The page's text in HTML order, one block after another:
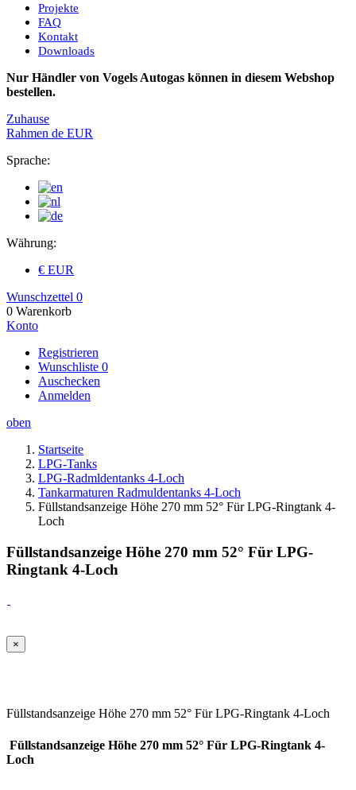
Projekte
FAQ
Kontakt
Downloads
Nur Händler von Vogels Autogas können in diesem Webshop
bestellen.
Zuhause
Rahmen de EUR
Sprache:
Währung:
€ EUR
Wunschzettel 0
0 Warenkorb
Konto
Registrieren
Wunschliste 0
Auschecken
Anmelden
oben
Startseite
LPG-Tanks
LPG-Radmldentanks 4-Loch
Tankarmaturen Radmuldentanks 4-Loch
Füllstandsanzeige Höhe 270 mm 52° Für LPG-Ringtank 4-
Loch
Füllstandsanzeige Höhe 270 mm 52° Für LPG-
Ringtank 4-Loch
×
Füllstandsanzeige Höhe 270 mm 52° Für LPG-Ringtank 4-Loch
Füllstandsanzeige Höhe 270 mm 52° Für LPG-Ringtank 4-
Loch